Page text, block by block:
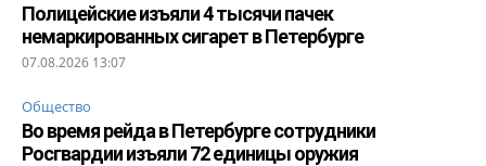
Полицейские изъяли 4 тысячи пачек
немаркированных сигарет в Петербурге
07.08.2026 13:07
Общество
Во время рейда в Петербурге сотрудники
Росгвардии изъяли 72 единицы оружия